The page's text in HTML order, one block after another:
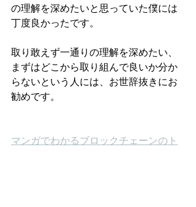
の理解を深めたいと思っていた僕には
丁度良かったです。
取り敢えず一通りの理解を深めたい、
まずはどこから取り組んで良いか分か
らないという人には、お世辞抜きにお
勧めです。
マンガでわかるブロックチェーンのト